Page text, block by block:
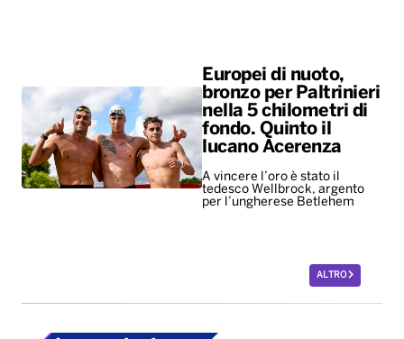
Europei di nuoto,
bronzo per Paltrinieri
nella 5 chilometri di
fondo. Quinto il
lucano Acerenza
A vincere l’oro è stato il
tedesco Wellbrock, argento
per l’ungherese Betlehem
ALTRO